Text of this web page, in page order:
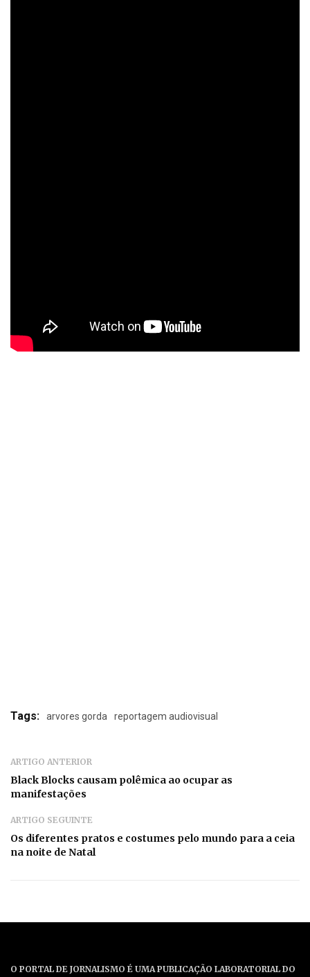
Tags: arvores gorda reportagem audiovisual
ARTIGO ANTERIOR
Black Blocks causam polêmica ao ocupar as
manifestações
ARTIGO SEGUINTE
Os diferentes pratos e costumes pelo mundo para a ceia
na noite de Natal
O PORTAL DE JORNALISMO É UMA PUBLICAÇÃO LABORATORIAL DO